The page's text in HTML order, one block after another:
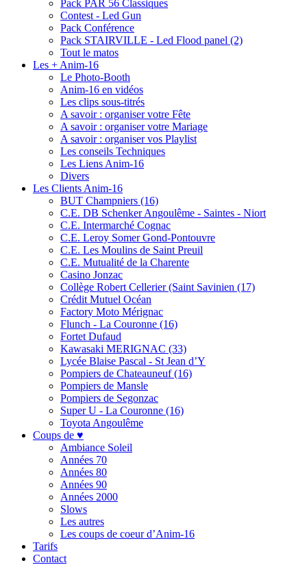
Pack PAR 56 Classiques
Contest - Led Gun
Pack Conférence
Pack STAIRVILLE - Led Flood panel (2)
Tout le matos
Les + Anim-16
Le Photo-Booth
Anim-16 en vidéos
Les clips sous-titrés
A savoir : organiser votre Fête
A savoir : organiser votre Mariage
A savoir : organiser vos Playlist
Les conseils Techniques
Les Liens Anim-16
Divers
Les Clients Anim-16
BUT Champniers (16)
C.E. DB Schenker Angoulême - Saintes - Niort
C.E. Intermarché Cognac
C.E. Leroy Somer Gond-Pontouvre
C.E. Les Moulins de Saint Preuil
C.E. Mutualité de la Charente
Casino Jonzac
Collège Robert Cellerier (Saint Savinien (17)
Crédit Mutuel Océan
Factory Moto Mérignac
Flunch - La Couronne (16)
Fortet Dufaud
Kawasaki MERIGNAC (33)
Lycée Blaise Pascal - St Jean d’Y
Pompiers de Chateauneuf (16)
Pompiers de Mansle
Pompiers de Segonzac
Super U - La Couronne (16)
Toyota Angoulême
Coups de ♥
Ambiance Soleil
Années 70
Années 80
Années 90
Années 2000
Slows
Les autres
Les coups de coeur d’Anim-16
Tarifs
Contact